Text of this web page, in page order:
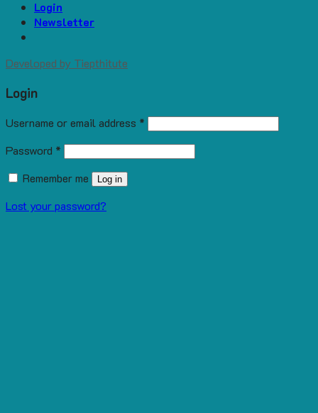
Login
Newsletter
Developed by Tiepthitute
Login
Username or email address *
Password *
Remember me
Log in
Lost your password?